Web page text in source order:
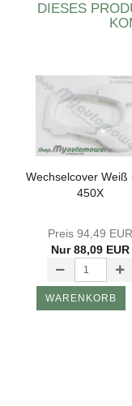
DIESES
Wech­sel­co­ver Weiß
450X
Preis 94,49 EUR
Nur 88,09 EUR
WARENKORB